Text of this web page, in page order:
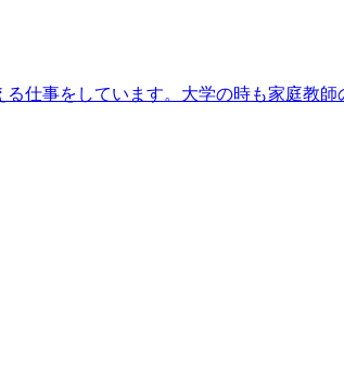
仕事をしています。大学の時も家庭教